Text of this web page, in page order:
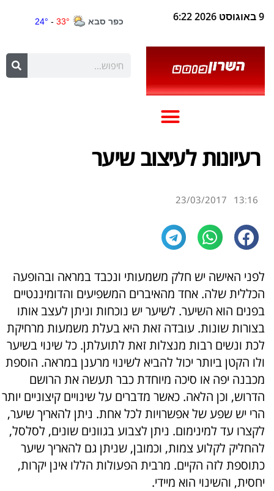
9 באוגוסט 2026 6:22
רעיונות לעיצוב שיער
13:16
23/03/2017
לפני האישה יש חלק משמעותי ונכבד במראה ובהופעה
הכללית שלה. אחד מהאיברים המשפיעים והדומיננטיים
בפנים הוא השיער. לשיער יש נוכחות וניתן לעצב אותו
בצורות שונות. עובדה זאת היא בעלת משמעות מרחיקת
לכת ונשים רבות מנצלות זאת לתועלתן. כל שינוי בשיער
ולו הקטן ביותר יכול להביא לשינוי מרענן במראה. הוספת
מכבנה יפה או סיכה מיוחדת כבר תעשה את הרושם
הדרוש, וכן הלאה. כאשר מדברים על שינויים קיצוניים יותר
הרי יש שפע של אפשרויות לכל אחת. ניתן להאריך שיער,
לקצרו עד למינימום. ניתן לצבוע בגוונים שונים, לסלסל,
להחליק לקלוע צמות, וכמובן, שניתן גם להאריך שיער
כתוספת לזה הקיים. מרבית הפעולות הללו אינן יקרות,
יחסית, והשינוי הוא מיידי.